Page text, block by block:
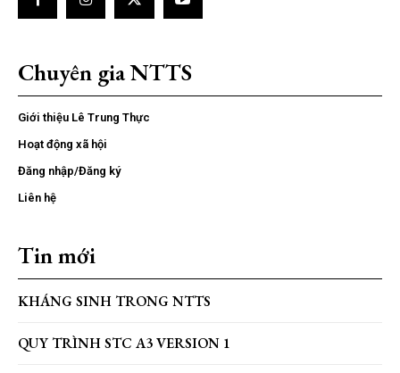
Chuyên gia NTTS
Giới thiệu Lê Trung Thực
Hoạt động xã hội
Đăng nhập/Đăng ký
Liên hệ
Tin mới
KHÁNG SINH TRONG NTTS
QUY TRÌNH STC A3 VERSION 1